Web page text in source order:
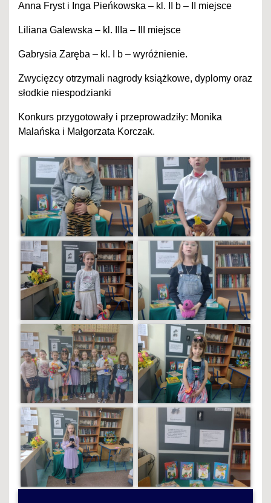
Anna Fryst i Inga Pieńkowska – kl. II b – II miejsce
Liliana Galewska – kl. IIIa – III miejsce
Gabrysia Zaręba – kl. I b – wyróżnienie.
Zwycięzcy otrzymali nagrody książkowe, dyplomy oraz
słodkie niespodzianki
Konkurs przygotowały i przeprowadziły: Monika
Malańska i Małgorzata Korczak.